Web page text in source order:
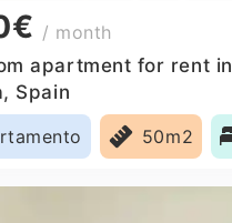
/ month
apartment for rent in
Spain
50m2